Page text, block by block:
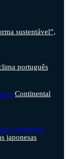
sustentável”,
português
Continental
japonesas